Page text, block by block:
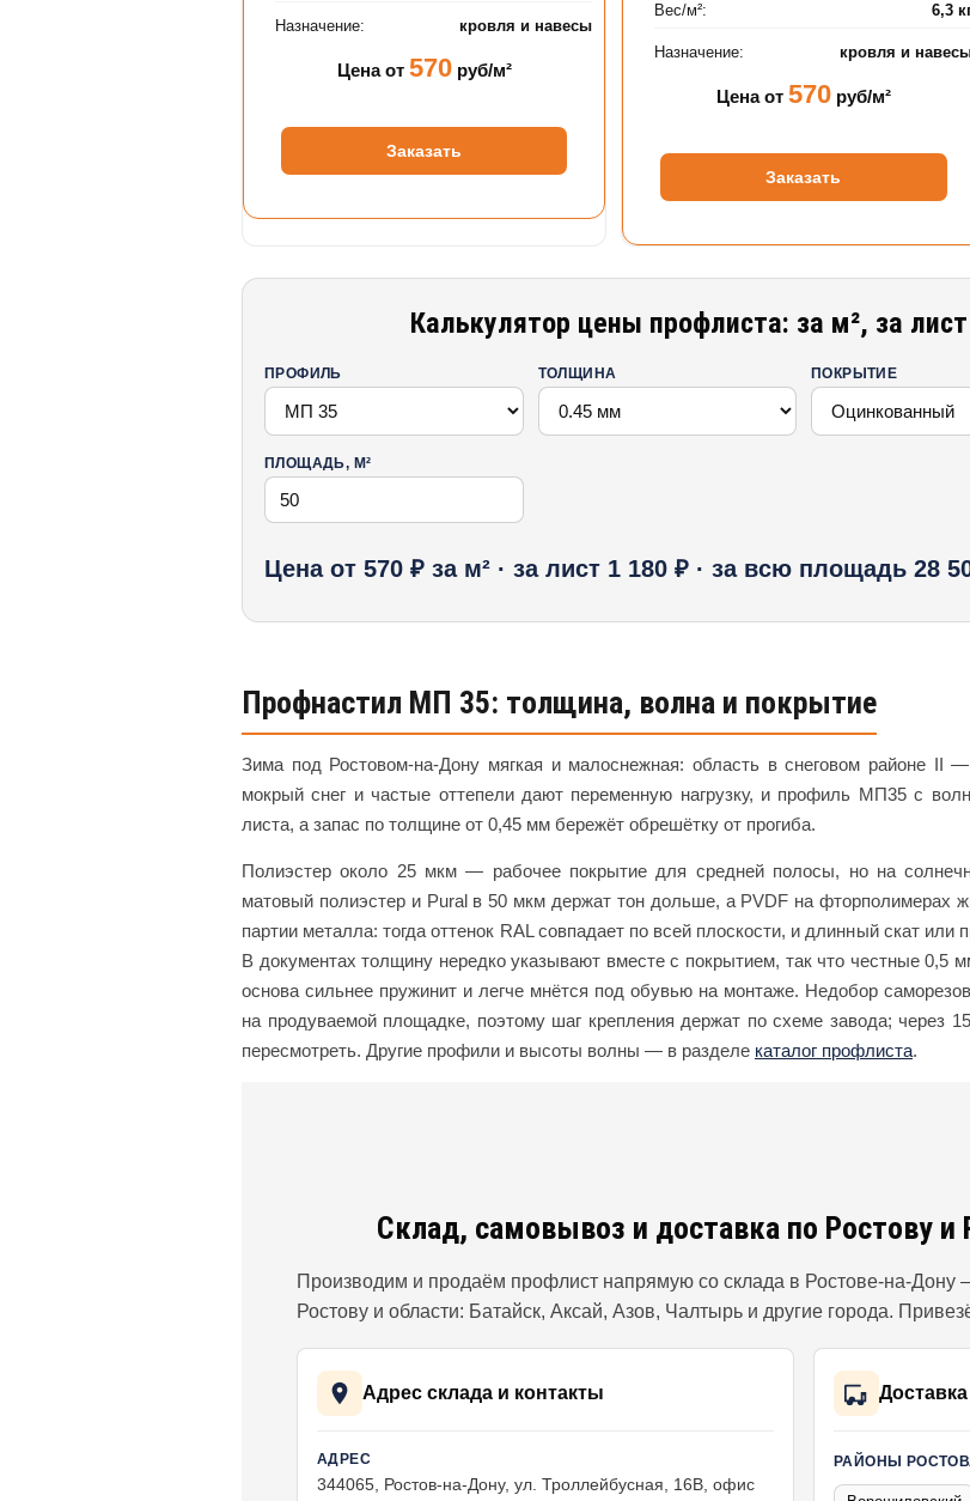
Назначение: кровля и навесы
Цена от 570руб/м²
Заказать
Вес/м²: 6,3
Назначение: кровля и
Цена от 570руб/м²
Заказать
Калькулятор цены профлиста: за м², за
ПРОФИЛЬ ТОЛЩИНА ПОКРЫТИЕ
ПЛОЩАДЬ, М²
Цена от 570 ₽ за м² · за лист 1 180 ₽ · за всю площадь 28
Профнастил МП 35: толщина, волна и покрытие
Зима под Ростовом-на-Дону мягкая и малоснежная: область в снеговом районе II
мокрый снег и частые оттепели дают переменную нагрузку, и профиль МП35 с
листа, а запас по толщине от 0,45 мм бережёт обрешётку от прогиба.
Полиэстер около 25 мкм — рабочее покрытие для средней полосы, но на
матовый полиэстер и Pural в 50 мкм держат тон дольше, а PVDF на фторполимерах
партии металла: тогда оттенок RAL совпадает по всей плоскости, и длинный скат
В документах толщину нередко указывают вместе с покрытием, так что честные 0,5
основа сильнее пружинит и легче мнётся под обувью на монтаже. Недобор
на продуваемой площадке, поэтому шаг крепления держат по схеме завода; через
пересмотреть. Другие профили и высоты волны — в разделе каталог профлиста.
Склад, самовывоз и доставка по Ростову и
Производим и продаём профлист напрямую со склада в Ростове-на-Дону
Ростову и области: Батайск, Аксай, Азов, Чалтырь и другие города.
Адрес склада и контакты
АДРЕС
344065, Ростов-на-Дону, ул. Троллейбусная, 16В, офис
РАЙОНЫ